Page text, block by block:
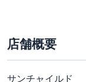
店舗概要
サンチャイルド